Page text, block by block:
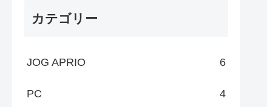
カテゴリー
JOG APRIO 6
PC 4